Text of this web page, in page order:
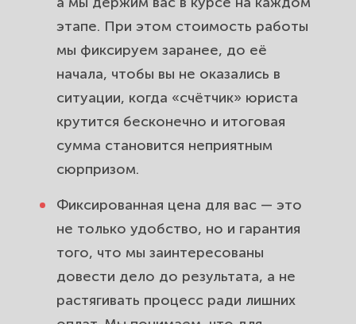
этапе. При этом стоимость работы
мы фиксируем заранее, до её
начала, чтобы вы не оказались в
ситуации, когда «счётчик» юриста
крутится бесконечно и итоговая
сумма становится неприятным
сюрпризом.
Фиксированная цена для вас — это
не только удобство, но и гарантия
того, что мы заинтересованы
довести дело до результата, а не
растягивать процесс ради лишних